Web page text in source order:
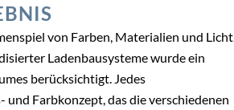
von Farben, Materialien und Licht,
Ladenbausysteme wurde ein
berücksichtigt. Jedes
Farbkonzept, das die verschiedenen